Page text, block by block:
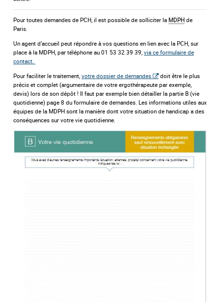
Pour toutes demandes de PCH, il est possible de solliciter la MDPH de
Paris.
Un agent d’accueil peut répondre à vos questions en lien avec la PCH, sur
place à la MDPH, par téléphone au 01 53 32 39 39, via ce formulaire de
contact.
Pour faciliter le traitement, votre dossier de demandes
doit être le plus
précis et complet (argumentaire de votre ergothérapeute par exemple,
devis) lors de son dépôt ! Il faut par exemple bien détailler la partie B (vie
quotidienne) page 8 du formulaire de demandes. Les informations utiles aux
équipes de la MDPH sont la manière dont votre situation de handicap a des
conséquences sur votre vie quotidienne.